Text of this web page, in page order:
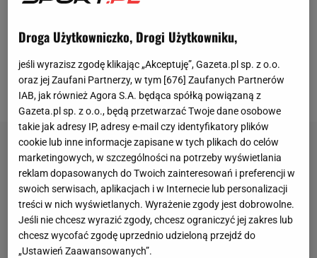
zespół League of Legends, który grał w fazie
grupowej prestiżowego europejskiego turnieju EU
Masters. Teraz wszystkie oczy zwrócone są na
ekipę Counter Strike'a, która powoli odzyskuje
szacunek na esportowej scenie.
Droga Użytkowniczko, Drogi Użytkowniku,
jeśli wyrazisz zgodę klikając „Akceptuję”, Gazeta.pl sp. z o.o.
oraz jej Zaufani Partnerzy, w tym [676] Zaufanych Partnerów
IAB, jak również Agora S.A. będąca spółką powiązaną z
Gazeta.pl sp. z o.o., będą przetwarzać Twoje dane osobowe
takie jak adresy IP, adresy e-mail czy identyfikatory plików
cookie lub inne informacje zapisane w tych plikach do celów
marketingowych, w szczególności na potrzeby wyświetlania
reklam dopasowanych do Twoich zainteresowań i preferencji w
swoich serwisach, aplikacjach i w Internecie lub personalizacji
treści w nich wyświetlanych. Wyrażenie zgody jest dobrowolne.
Jeśli nie chcesz wyrazić zgody, chcesz ograniczyć jej zakres lub
chcesz wycofać zgodę uprzednio udzieloną przejdź do
„Ustawień Zaawansowanych”.